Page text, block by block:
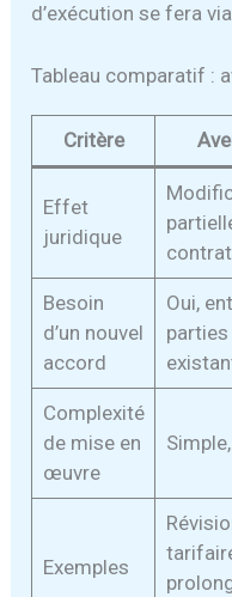
d’exécution se fera
Tableau comparatif :
Critère
Effet
juridique
Besoin
d’un nouvel
accord
Oui,
parties
Complexité
de mise en
œuvre
Exemples